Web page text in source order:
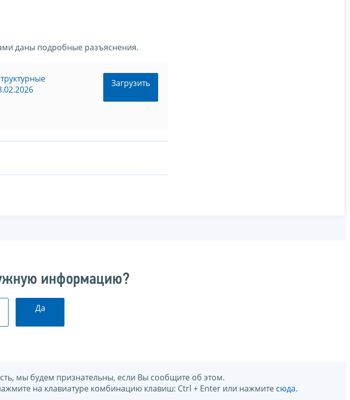
даны подробные разъяснения.
Загрузить
информацию?
Да
мы будем признательны, если Вы сообщите об этом.
на клавиатуре комбинацию клавиш: Ctrl + Enter или нажмите сюда.